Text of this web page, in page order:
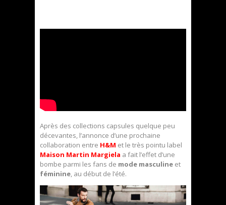
Après des collections capsules quelque peu
décevantes, l’annonce d’une prochaine
collaboration entre H&M et le très pointu label
Maison Martin Margiela a fait l’effet d’une
bombe parmi les fans de mode masculine et
féminine, au début de l’été.